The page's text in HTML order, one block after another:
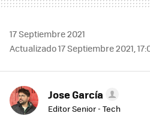
17 Septiembre 2021
Actualizado 17 Septiembre 2021,
Jose García
Editor Senior - Tech